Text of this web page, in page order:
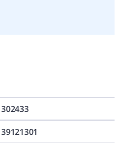
302433
39121301